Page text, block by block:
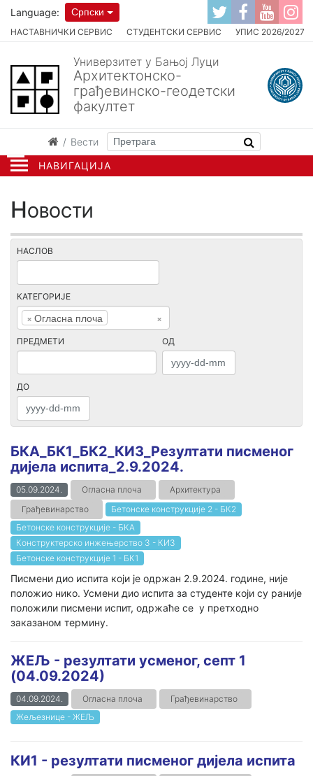
НАВИГАЦИЈА
НАСТАВНИЧКИ СЕРВИС СТУДЕНТСКИ СЕРВИС УПИС 2026/2027
Language: Српски
Универзитет у Бањој Луци
Архитектонско-
грађевинско-геодетски
факултет
Вести
Новости
НАСЛОВ
КАТЕГОРИЈЕ
×
× Огласна плоча
ПРЕДМЕТИ ОД
ДО
БКА_БК1_БК2_КИ3_Резултати писменог
дијела испита_2.9.2024.
05.09.2024. Огласна плоча
Архитектура
Грађевинарство
Бетонске конструкције 2 - БК2
Бетонске конструкције - БКА
Конструктерско инжењерство 3 - КИ3
Бетонске конструкције 1 - БК1
Писмени дио испита који је одржан 2.9.2024. године, није
положио нико. Усмени дио испита за студенте који су раније
положили писмени испит, одржаће се у претходно
заказаном термину.
ЖЕЉ - резултати усменог, септ 1
(04.09.2024)
04.09.2024. Огласна плоча
Грађевинарство
Жељезнице - ЖЕЉ
КИ1 - резултати писменог дијела испита